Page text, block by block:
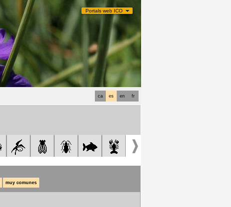
Portals web ICO
fr
en
es
ca
muy comunes